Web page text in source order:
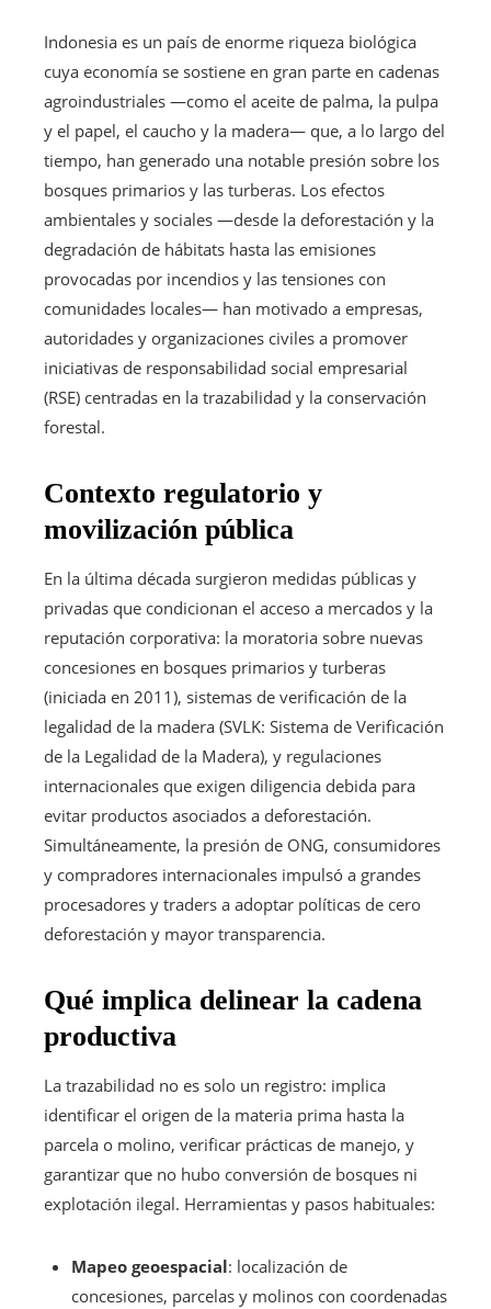
Indonesia es un país de enorme riqueza biológica
cuya economía se sostiene en gran parte en cadenas
agroindustriales —como el aceite de palma, la pulpa
y el papel, el caucho y la madera— que, a lo largo del
tiempo, han generado una notable presión sobre los
bosques primarios y las turberas. Los efectos
ambientales y sociales —desde la deforestación y la
degradación de hábitats hasta las emisiones
provocadas por incendios y las tensiones con
comunidades locales— han motivado a empresas,
autoridades y organizaciones civiles a promover
iniciativas de responsabilidad social empresarial
(RSE) centradas en la trazabilidad y la conservación
forestal.
Contexto regulatorio y
movilización pública
En la última década surgieron medidas públicas y
privadas que condicionan el acceso a mercados y la
reputación corporativa: la moratoria sobre nuevas
concesiones en bosques primarios y turberas
(iniciada en 2011), sistemas de verificación de la
legalidad de la madera (SVLK: Sistema de Verificación
de la Legalidad de la Madera), y regulaciones
internacionales que exigen diligencia debida para
evitar productos asociados a deforestación.
Simultáneamente, la presión de ONG, consumidores
y compradores internacionales impulsó a grandes
procesadores y traders a adoptar políticas de cero
deforestación y mayor transparencia.
Qué implica delinear la cadena
productiva
La trazabilidad no es solo un registro: implica
identificar el origen de la materia prima hasta la
parcela o molino, verificar prácticas de manejo, y
garantizar que no hubo conversión de bosques ni
explotación ilegal. Herramientas y pasos habituales:
Mapeo geoespacial: localización de
concesiones, parcelas y molinos con coordenadas